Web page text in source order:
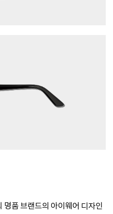
명품 브랜드의 아이웨어 디자인